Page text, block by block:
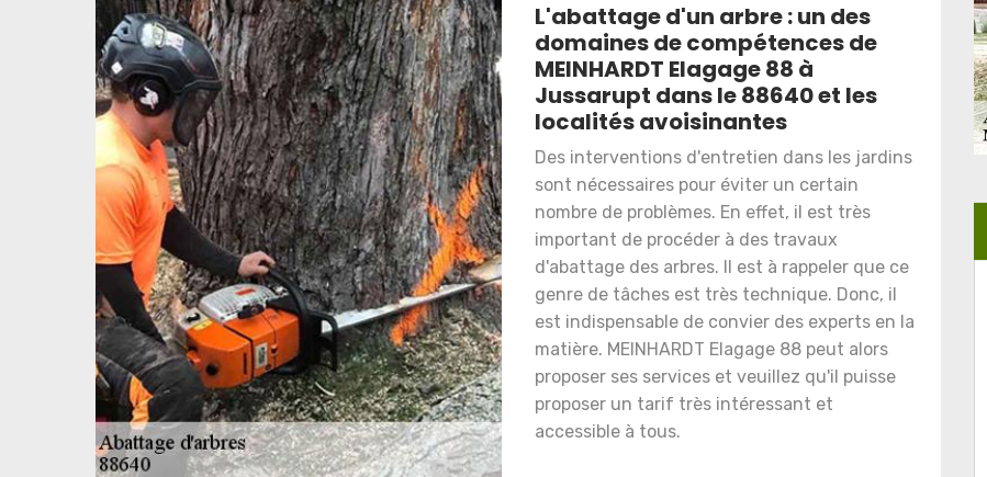
L'abattage d'un arbre : un des
domaines de compétences de
MEINHARDT Elagage 88 à
Jussarupt dans le 88640 et les
localités avoisinantes
Des interventions d'entretien dans les jardins
sont nécessaires pour éviter un certain
nombre de problèmes. En effet, il est très
important de procéder à des travaux
d'abattage des arbres. Il est à rappeler que ce
genre de tâches est très technique. Donc, il
est indispensable de convier des experts en la
matière. MEINHARDT Elagage 88 peut alors
proposer ses services et veuillez qu'il puisse
proposer un tarif très intéressant et
accessible à tous.